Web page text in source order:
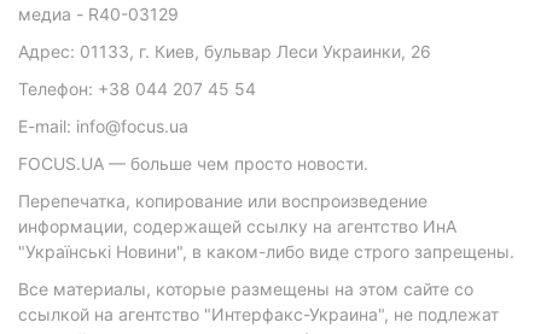
медиа - R40-03129
Адрес: 01133, г. Киев, бульвар Леси Украинки, 26
Телефон: +38 044 207 45 54
E-mail: info@focus.ua
FOCUS.UA — больше чем просто новости.
Перепечатка, копирование или воспроизведение
информации, содержащей ссылку на агентство ИнА
"Українські Новини", в каком-либо виде строго запрещены.
Все материалы, которые размещены на этом сайте со
ссылкой на агентство "Интерфакс-Украина", не подлежат